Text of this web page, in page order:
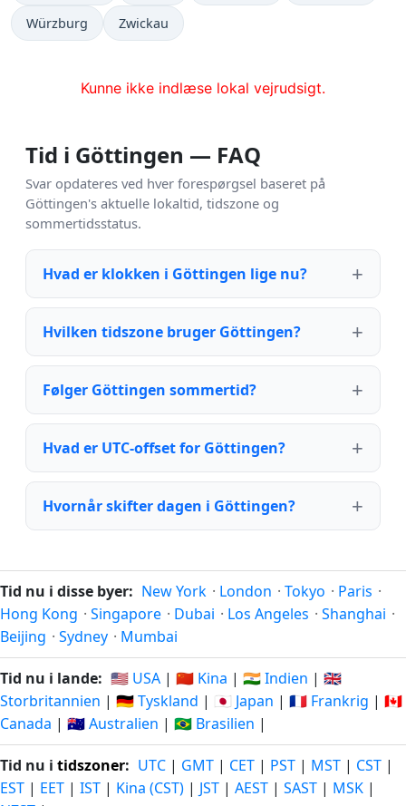
Würzburg Zwickau
Kunne ikke indlæse lokal vejrudsigt.
Tid i Göttingen — FAQ
Svar opdateres ved hver forespørgsel baseret på
Göttingen's aktuelle lokaltid, tidszone og
sommertidsstatus.
Hvad er klokken i Göttingen lige nu?
Hvilken tidszone bruger Göttingen?
Følger Göttingen sommertid?
Hvad er UTC-offset for Göttingen?
Hvornår skifter dagen i Göttingen?
Tid nu i disse byer: New York · London · Tokyo · Paris ·
Hong Kong · Singapore · Dubai · Los Angeles · Shanghai ·
Beijing · Sydney · Mumbai
Tid nu i lande: 🇺🇸 USA | 🇨🇳 Kina | 🇮🇳 Indien | 🇬🇧
Storbritannien | 🇩🇪 Tyskland | 🇯🇵 Japan | 🇫🇷 Frankrig | 🇨🇦
Canada | 🇦🇺 Australien | 🇧🇷 Brasilien |
Tid nu i tidszoner: UTC | GMT | CET | PST | MST | CST |
EST | EET | IST | Kina (CST) | JST | AEST | SAST | MSK |